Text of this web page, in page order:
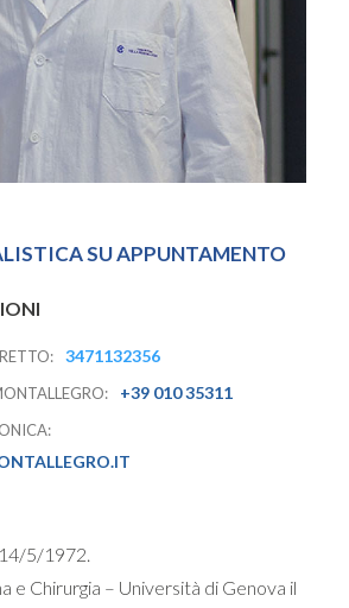
SU APPUNTAMENTO
3471132356
+39 010 35311
5/1972.
e Chirurgia – Università di Genova il